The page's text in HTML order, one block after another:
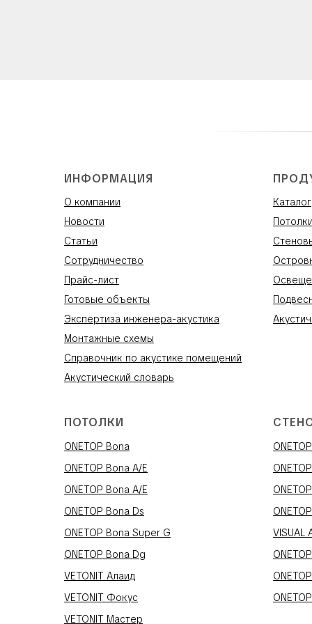
ИНФОРМАЦИЯ
О компании
Новости
Статьи
Сотрудничество
Прайс-лист
Готовые объекты
Экспертиза инженера-акустика
Монтажные схемы
Справочник по акустике помещений
Акустический словарь
Каталог
ПОТОЛКИ
ONETOP Bona
ONETOP Bona A/E
ONETOP Bona A/E
ONETOP Bona Ds
ONETOP Bona Super G
ONETOP Bona Dg
VETONIT Алаид
VETONIT Фокус
VETONIT Мастер
VISUAL